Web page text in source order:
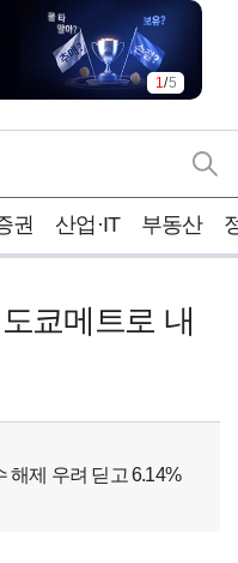
1/5
권 산업·IT 부동산
쿄메트로 내
해제 우려 딛고 6.14%